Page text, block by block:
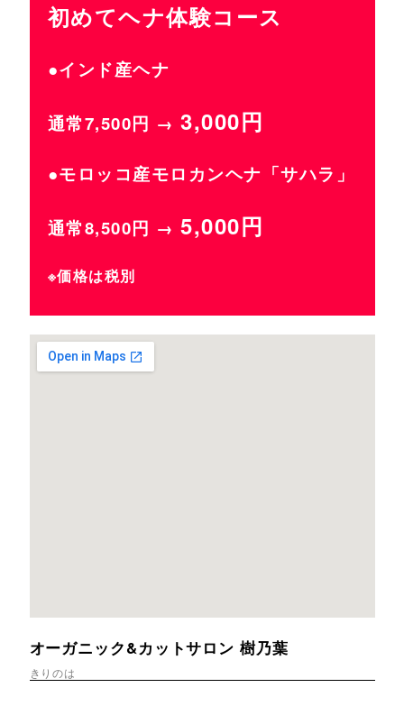
初めてヘナ体験コース
●インド産ヘナ
通常7,500円 → 3,000円
●モロッコ産モロカンヘナ「サハラ」
通常8,500円 → 5,000円
※価格は税別
オーガニック&カットサロン 樹乃葉
きりのは